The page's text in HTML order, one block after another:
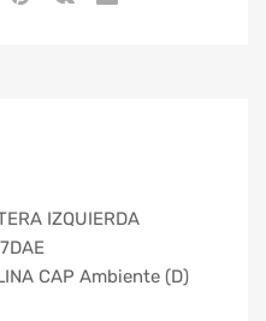
IZQUIERDA
CAP Ambiente (D)